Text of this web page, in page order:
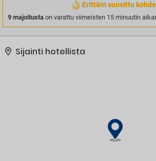
Erittäin suosittu
9 majoitusta on varattu viimeisten 15 minuutin
Sijainti hotellista